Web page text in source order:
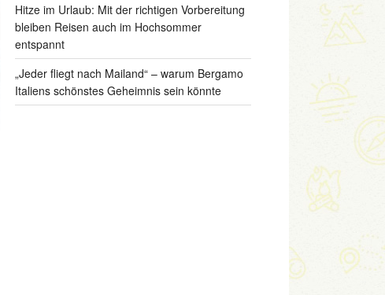
Hitze im Urlaub: Mit der richtigen Vorbereitung
bleiben Reisen auch im Hochsommer
entspannt
„Jeder fliegt nach Mailand“ – warum Bergamo
Italiens schönstes Geheimnis sein könnte